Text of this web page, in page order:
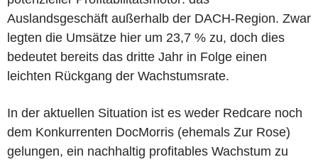
Auslandsgeschäft außerhalb der DACH-Region. Zwar
legten die Umsätze hier um 23,7 % zu, doch dies
bedeutet bereits das dritte Jahr in Folge einen
leichten Rückgang der Wachstumsrate.
In der aktuellen Situation ist es weder Redcare noch
dem Konkurrenten DocMorris (ehemals Zur Rose)
gelungen, ein nachhaltig profitables Wachstum zu